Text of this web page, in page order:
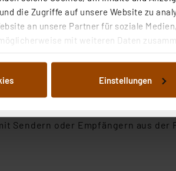
die Zugriffe auf unsere Website zu
an unsere Partner für soziale
mit weiteren Daten
dargestellten bzw. die von
Auflistung der einzelnen Cookies
Ihre erteilte Zustimmung können Sie
Rechtmäßigkeit der Speicherung,
Einstellungen
der BELL- und FG-Serien
sowie sämtliche 16 Klingeltöne
Sendern oder Empfängern aus